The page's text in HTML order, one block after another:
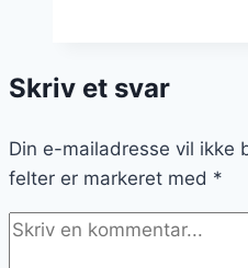
bacon
en
hurtig
ret
Skriv et svar
Din e-mailadresse vil ikke
felter er markeret med *